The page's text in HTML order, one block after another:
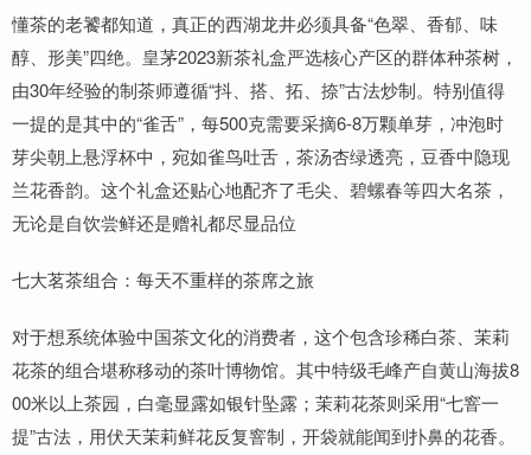
懂茶的老饕都知道，真正的西湖龙井必须具备“色翠、香郁、味
醇、形美”四绝。皇茅2023新茶礼盒严选核心产区的群体种茶树，
由30年经验的制茶师遵循“抖、搭、拓、捺”古法炒制。特别值得
一提的是其中的“雀舌”，每500克需要采摘6-8万颗单芽，冲泡时
芽尖朝上悬浮杯中，宛如雀鸟吐舌，茶汤杏绿透亮，豆香中隐现
兰花香韵。这个礼盒还贴心地配齐了毛尖、碧螺春等四大名茶，
无论是自饮尝鲜还是赠礼都尽显品位
七大茗茶组合：每天不重样的茶席之旅
对于想系统体验中国茶文化的消费者，这个包含珍稀白茶、茉莉
花茶的组合堪称移动的茶叶博物馆。其中特级毛峰产自黄山海拔8
00米以上茶园，白毫显露如银针坠露；茉莉花茶则采用“七窨一
提”古法，用伏天茉莉鲜花反复窨制，开袋就能闻到扑鼻的花香。